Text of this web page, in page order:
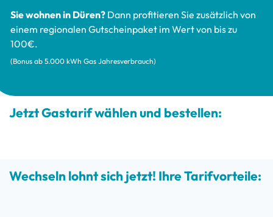
Sie wohnen in Düren? Dann profitieren Sie zusätzlich von
einem regionalen Gutscheinpaket im Wert von bis zu
100€.
(Bonus ab 5.000 kWh Gas Jahresverbrauch)
Jetzt Gastarif wählen und bestellen:
Wechseln lohnt sich jetzt! Ihre Tarifvorteile: